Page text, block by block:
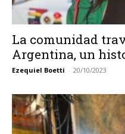
La comunidad
Argentina, un
Ezequiel Boetti - 20/10/2023